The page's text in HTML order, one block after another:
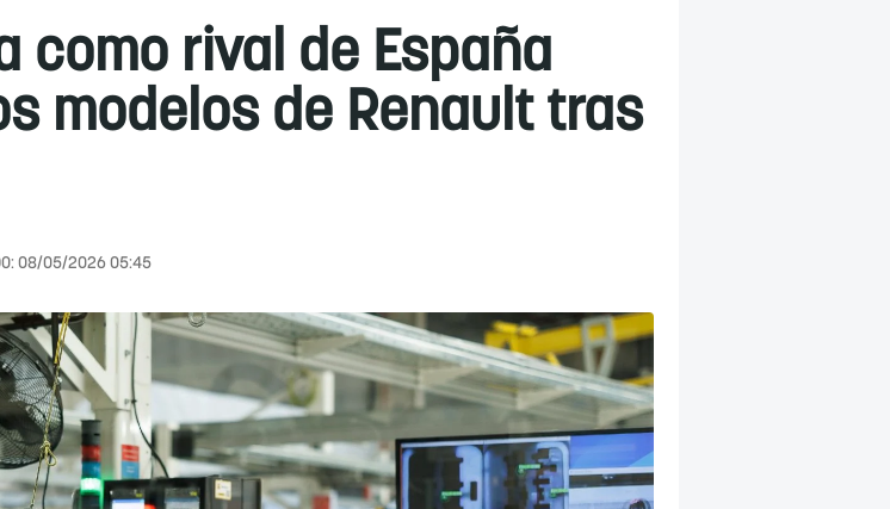
como rival de España
modelos de Renault tras
08/05/2026 05:45